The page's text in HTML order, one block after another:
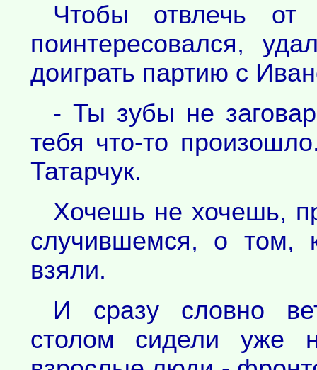
Чтобы отвлечь
поинтересовался,
доиграть партию с
- Ты зубы не
тебя что-то
Татарчук.
Хочешь не хочешь,
случившемся, о том,
взяли.
И сразу словно
столом сидели уже